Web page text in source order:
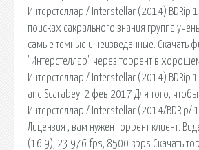
Интерстеллар / Interstellar (2014) BDRip
поисках сакрального знания группа
самые темные и неизведанные. Скачать
"Интерстеллар" через торрент в
Интерстеллар / Interstellar (2014) BDRip
and Scarabey. 2 фев 2017 Для того, чтобы
Интерстеллар / Interstellar (2014/BDRip/
Лицензия , вам нужен торрент клиент.
(16:9), 23.976 fps, 8500 kbps Скачать